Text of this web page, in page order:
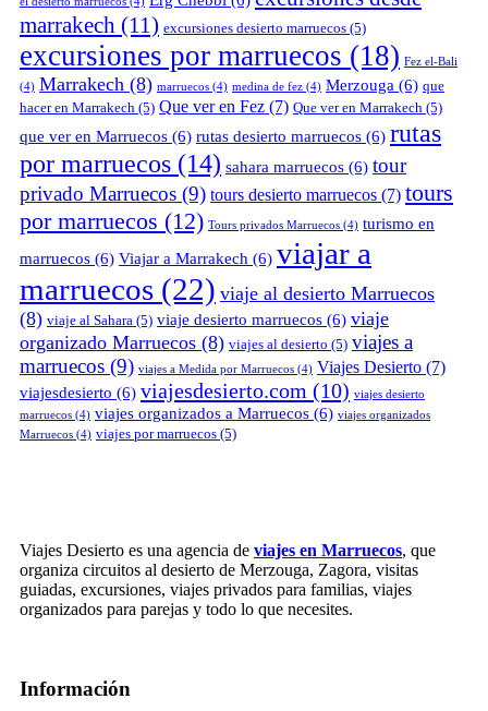
marrakech (11) excursiones desierto marruecos (5)
excursiones por marruecos (18) Fez el-Bali
(4) Marrakech (8) marruecos (4) medina de fez (4) Merzouga (6) que
hacer en Marrakech (5) Que ver en Fez (7) Que ver en Marrakech (5)
que ver en Marruecos (6) rutas desierto marruecos (6) rutas
por marruecos (14) sahara marruecos (6) tour
privado Marruecos (9) tours desierto marruecos (7) tours
por marruecos (12) Tours privados Marruecos (4) turismo en
marruecos (6) Viajar a Marrakech (6) viajar a
marruecos (22) viaje al desierto Marruecos
(8) viaje al Sahara (5) viaje desierto marruecos (6) viaje
organizado Marruecos (8) viajes al desierto (5) viajes a
marruecos (9) viajes a Medida por Marruecos (4) Viajes Desierto (7)
viajesdesierto (6) viajesdesierto.com (10) viajes desierto
marruecos (4) viajes organizados a Marruecos (6) viajes organizados
Marruecos (4) viajes por marruecos (5)
Viajes Desierto es una agencia de viajes en Marruecos, que
organiza circuitos al desierto de Merzouga, Zagora, visitas
guiadas, excursiones, viajes privados para familias, viajes
organizados para parejas y todo lo que necesites.
Información